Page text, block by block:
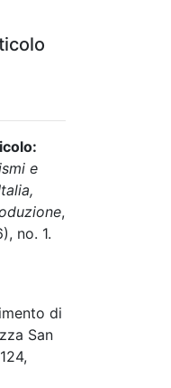
e
,
no. 1.
di
San